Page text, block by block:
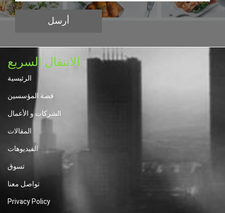
أرسل
الانتقال السريع
الرئيسية
قصة المؤسسين
الشركات و الأعمال
المقالات
الفيديوهات
تسوق
تواصل معنا
Privacy Policy